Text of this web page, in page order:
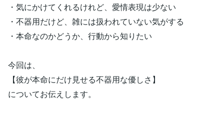
・気にかけてくれるけれど、愛情表現は少ない
・不器用だけど、雑には扱われていない気がする
・本命なのかどうか、行動から知りたい
今回は、
【彼が本命にだけ見せる不器用な優しさ】
についてお伝えします。